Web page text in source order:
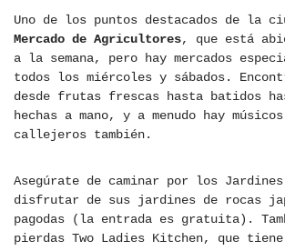
Uno de los puntos destacados de la
Mercado de Agricultores, que está
a la semana, pero hay mercados
todos los miércoles y sábados.
desde frutas frescas hasta batidos
hechas a mano, y a menudo hay
callejeros también.
Asegúrate de caminar por los
disfrutar de sus jardines de rocas
pagodas (la entrada es gratuita).
pierdas Two Ladies Kitchen, que